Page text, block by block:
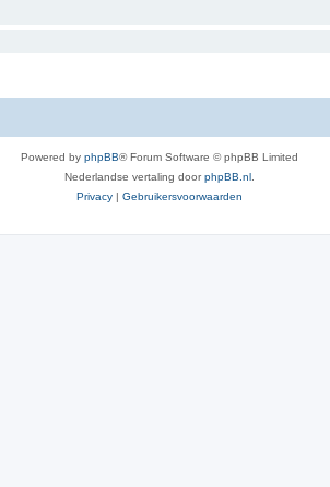
Powered by phpBB® Forum Software © phpBB Limited
Nederlandse vertaling doorphpBB.nl.
Privacy | Gebruikersvoorwaarden